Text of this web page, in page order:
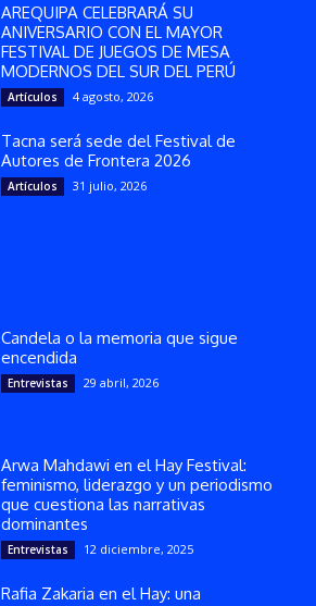
AREQUIPA CELEBRARÁ SU
ANIVERSARIO CON EL MAYOR
FESTIVAL DE JUEGOS DE MESA
MODERNOS DEL SUR DEL PERÚ
Artículos 4 agosto, 2026
Tacna será sede del Festival de
Autores de Frontera 2026
Artículos 31 julio, 2026
Candela o la memoria que sigue
encendida
Entrevistas 29 abril, 2026
Arwa Mahdawi en el Hay Festival:
feminismo, liderazgo y un periodismo
que cuestiona las narrativas
dominantes
Entrevistas 12 diciembre, 2025
Rafia Zakaria en el Hay: una